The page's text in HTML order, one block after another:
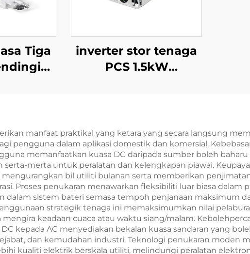
Tiga
inverter stor tenaga
PCS 1.5kW
manfaat praktikal yang ketara yang secara langsung
pengguna dalam aplikasi domestik dan komersial.
memanfaatkan kuasa DC daripada sumber boleh baharu
merta untuk peralatan dan kelengkapan piawai.
bil utiliti bulanan serta memberikan
Proses penukaran menawarkan fleksibiliti luar biasa dalam
sistem bateri semasa tempoh penjanaan maksimum
strategik tenaga ini memaksimumkan nilai
keadaan cuaca atau waktu siang/malam.
kepada AC menyediakan bekalan kuasa sandaran yang
dan kemudahan industri. Teknologi penukaran moden
kualiti elektrik berskala utiliti, melindungi peralatan